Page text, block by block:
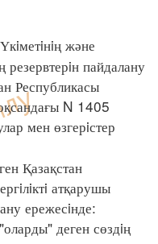
және
пайдалану
Республикасы
N 1405
мен өзгерiстер
Қазақстан
атқарушы
ережесiнде:
деген сөздiң